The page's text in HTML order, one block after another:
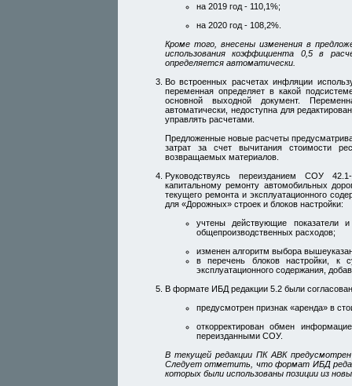
на 2019 год - 110,1%;
на 2020 год - 108,2%.
Кроме того, внесены изменения в
использования коэффициента 0,5 в
определяется автоматически.
Во встроенных расчетах инфляции
переменная определяет в какой
основной выходной документ.
автоматически, недоступна для
управлять расчетами.
Предложенные новые расчеты
затрат за счет вычитания стоимости
возвращаемых материалов.
Руководствуясь переизданием СОУ
капитальному ремонту автомобильных
текущего ремонта и эксплуатационного
для «Дорожных» строек и блоков настройки:
учтены действующие показатели
общепроизводственных расходов;
изменен алгоритм выбора
в перечень блоков настройки, к
эксплуатационного содержания,
В формате ИБД редакции 5.2 были
предусмотрен признак «аренда» в
откорректирован обмен
переизданными СОУ.
В текущей редакции ПК АВК
Следует отметить, что формат ИБД
которых были использованы позиции из